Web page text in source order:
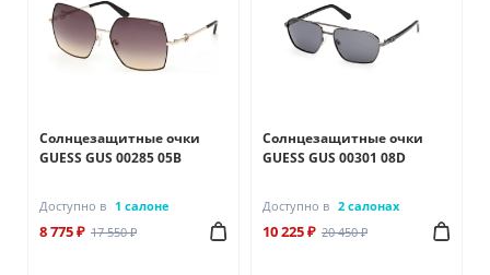
Солнцезащитные очки
GUESS GUS 00285 05B
Доступно в 1 салоне
8 775 ₽ 17 550 ₽
Солнцезащитные очки
GUESS GUS 00301 08D
Доступно в 2 салонах
10 225 ₽ 20 450 ₽